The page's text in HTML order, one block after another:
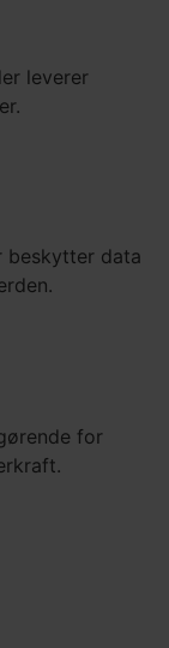
leverer
beskytter data
for